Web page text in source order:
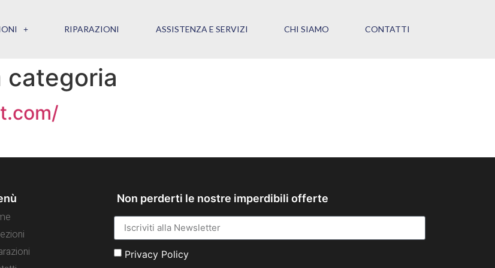
RIPARAZIONI ASSISTENZA E SERVIZI CHI SIAMO CONTATTI
categoria
Non perderti le nostre imperdibili offerte
Privacy Policy